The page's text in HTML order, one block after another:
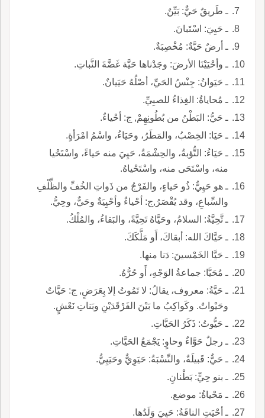
ـ طَريقٌ حَيٌّ: بَيِّنٌ.
ـ حَيِيَ: اسْتَبانَ.
ـ أرضٌ حَيَّةٌ: مُخْصِبَةٌ.
ـ وأحْيَيْنَا الأرضَ: وجَدْناها حَيَّة غَضَّةَ النَّباتِ.
ـ حَيَوانُ: جِنْسُ الحَيِّ، أصْلُهُ حَيَيانٌ.
ـ مُحاياةُ: الغِذاءُ للصبِيِّ.
ـ حَيُّ: البَطْنُ من بُطُونِهِمْ, ج: أحْياءٌ.
ـ حَيَا: الخِصْبُ، والمَطَرُ، وحَيَاءُ، واسْمُ امْرَأةٍ.
ـ حَيَاءُ: التُّؤبةُ، والحِشْمَةُ، حَيِيَ منه حَياءً، واسْتَحْيا
منه، واسْتَحَى منه، واسْتَحْياهُ.
ـ هو حَيِيٌّ: ذُو حَياءٍ، والفَرْجُ من ذَواتِ الخُفِّ والظِّلْفِ
والسِّباعِ، وقد يُقْصَرُ,ج: أحْياءٌ وأحْيِيَةٌ وحَيٌّ، وحِيُّ.
ـ تَّحِيَّةُ: السلامُ، وحَيَّاهُ تَحِيَّةً، والبَقاءُ، والمُلْكُ.
ـ حَيَّاكَ الله: أبقاكَ، أَو مَلَّكَكَ.
ـ حَيَّا الخَمْسينَ: دَنا منها.
ـ مُحَيَّا: جماعةُ الوَجْهِ، أَو حُرُّهُ.
ـ حَيَّةُ: معروف، يقالُ: لا تَمُوتُ إلا بِعَرَضٍ, ج: حَيَّاتٌ
وحَيْواتٌ. وكَواكِبُ ما بَيْنَ الفَرْقَدَيْنِ وبَناتِ نَعْشٍ.
ـ حَيُّوتُ: ذَكَرُ الحَيَّاتِ.
ـ رجلٌ حَوَّاءٌ وحاوٍ: يَجْمَعُ الحَيَّاتِ.
ـ حَيٌّ: قَبيلَةٌ، والنِّسْبَةُ: حَيَوِيٌّ وحَيَيِيُّ.
ـ بنو حِيٍّ: بَطْنانِ.
ـ مَحْياةُ: موضع.
ـ أحْيَتِ الناقَةُ: حَيِيَ وَلَدُها.